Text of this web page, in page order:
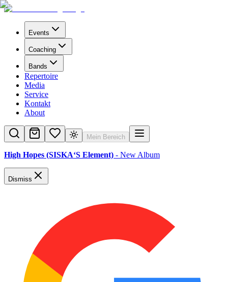
Events
Coaching
Bands
Repertoire
Media
Service
Kontakt
About
Mein Bereich
High Hopes (SISKA‘S Element) - New Album
Dismiss